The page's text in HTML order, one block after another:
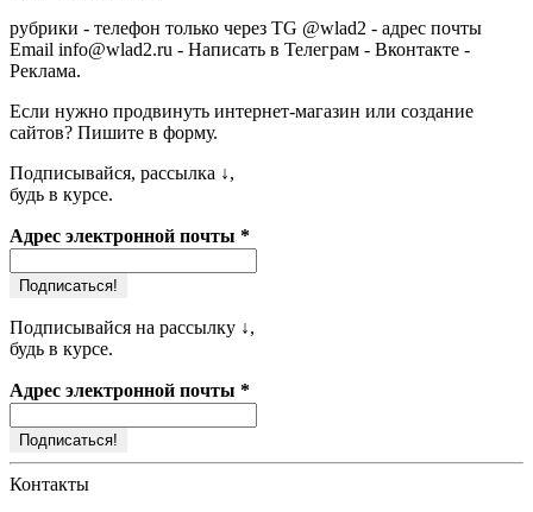
рубрики - телефон только через TG @wlad2 - адрес почты
Email info@wlad2.ru - Написать в Телеграм - Вконтакте -
Реклама.
Если нужно продвинуть интернет-магазин или создание
сайтов? Пишите в форму.
Подписывайся, рассылка ↓,
будь в курсе.
Адрес электронной почты *
Подписывайся на рассылку ↓,
будь в курсе.
Адрес электронной почты *
Контакты